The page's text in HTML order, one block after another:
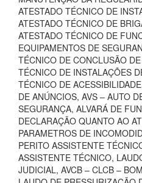
ATESTADO TÉCNICO DE
ATESTADO TÉCNICO DE
ATESTADO TÉCNICO DE
EQUIPAMENTOS DE
TÉCNICO DE CONCLUSÃO
TÉCNICO DE INSTALAÇÕES
TÉCNICO DE
DE ANÚNCIOS, AVS – AUTO
SEGURANÇA, ALVARÁ DE
DECLARAÇÃO QUANTO AO
PARAMETROS DE
PERITO ASSISTENTE
ASSISTENTE TÉCNICO,
JUDICIAL, AVCB – CLCB –